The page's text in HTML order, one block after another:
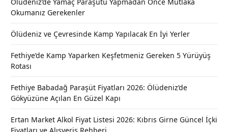
Okumanız Gerekenler
Ölüdeniz ve Çevresinde Kamp Yapılacak En İyi Yerler
Fethiye’de Kamp Yaparken Keşfetmeniz Gereken 5 Yürüyüş
Rotası
Fethiye Babadağ Paraşüt Fiyatları 2026: Ölüdeniz’de
Gökyüzüne Açılan En Güzel Kapı
Ertan Market Alkol Fiyat Listesi 2026: Kıbrıs Girne Güncel İçki